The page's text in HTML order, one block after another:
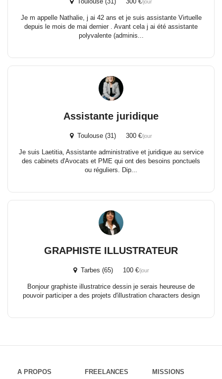
/jour
Je m appelle Nathalie, j ai 42 ans et je suis assistante Virtuelle
depuis le mois de mai dernier . Avant cela j ai été assistante
polyvalente (adminis...
Assistante juridique
Toulouse (31) 300 €/jour
Je suis Laetitia, Assistante administrative et juridique au service
des cabinets d'Avocats et PME qui ont des besoins ponctuels
ou réguliers. Dip...
GRAPHISTE ILLUSTRATEUR
Tarbes (65) 100 €/jour
Bonjour graphiste illustratrice dessin je serais heureuse de
pouvoir participer a des projets d'illustration characters design
A PROPOS FREELANCES MISSIONS